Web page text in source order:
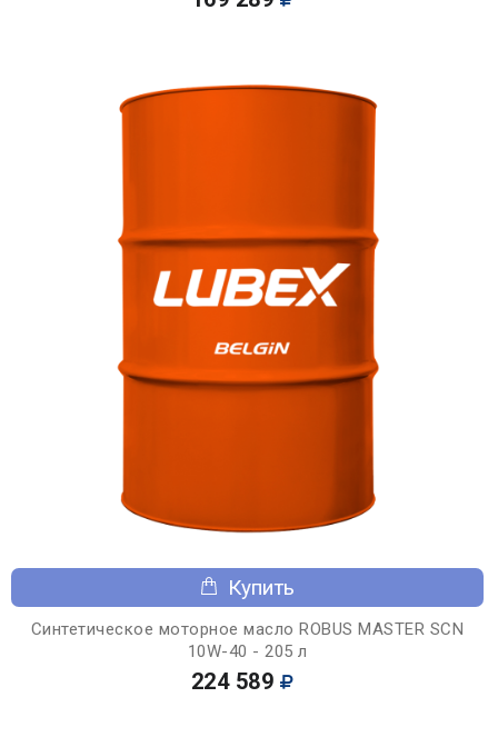
Купить
Синтетическое моторное масло ROBUS MASTER SCN
10W-40 - 205 л
224 589